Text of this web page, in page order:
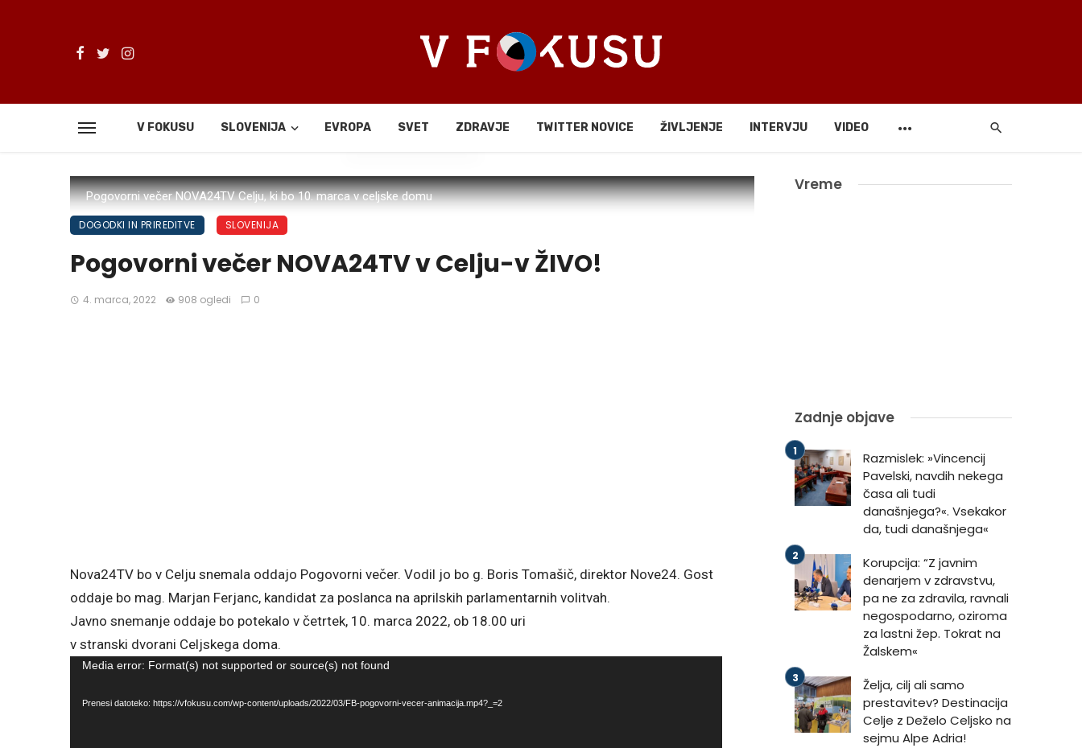
V FOKUSU SLOVENIJA EVROPA SVET ZDRAVJE TWITTER NOVICE ŽIVLJENJE INTERVJU VIDEO
Pogovorni večer NOVA24TV Celju, ki bo 10. marca v celjske domu
Deli
DOGODKI IN PRIREDITVE SLOVENIJA
Pogovorni večer NOVA24TV v Celju-v ŽIVO!
4. marca, 2022 908 ogledi 0
Nova24TV bo v Celju snemala oddajo Pogovorni večer. Vodil jo bo g. Boris Tomašič, direktor Nove24. Gost
oddaje bo mag. Marjan Ferjanc, kandidat za poslanca na aprilskih parlamentarnih volitvah.
Javno snemanje oddaje bo potekalo v četrtek, 10. marca 2022, ob 18.00 uri
v stranski dvorani Celjskega doma.
Predvajalnik
Media error: Format(s) not supported or source(s) not found
Prenesi datoteko: https://vfokusu.com/wp-content/uploads/2022/03/FB-pogovorni-vecer-animacija.mp4?_=2
Vreme
Zadnje objave
Razmislek: »Vincencij
Pavelski, navdih nekega
časa ali tudi
današnjega?«. Vsekakor
da, tudi današnjega«
Korupcija: “Z javnim
denarjem v zdravstvu,
pa ne za zdravila, ravnali
negospodarno, oziroma
za lastni žep. Tokrat na
Žalskem«
Želja, cilj ali samo
prestavitev? Destinacija
Celje z Deželo Celjsko na
sejmu Alpe Adria!